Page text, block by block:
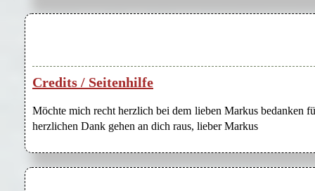
Credits / Seitenhilfe
Möchte mich recht herzlich bei dem lieben Markus bedanken
herzlichen Dank gehen an dich raus, lieber Markus